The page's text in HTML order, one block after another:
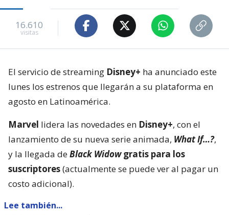
16.610
visitas
El servicio de streaming Disney+ ha anunciado este
lunes los estrenos que llegarán a su plataforma en
agosto en Latinoamérica.
Marvel lidera las novedades en Disney+, con el
lanzamiento de su nueva serie animada, What If…?,
y la llegada deBlack Widowgratis para los
suscriptores(actualmente se puede ver al pagar un
costo adicional).
Lee también...